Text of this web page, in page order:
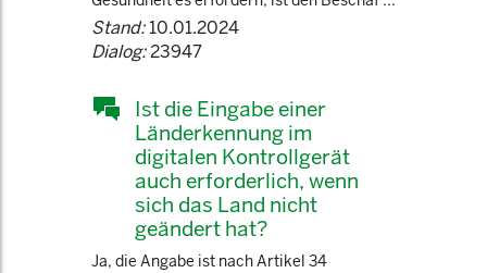
Stand:10.01.2024
Dialog:23947
Ist die Eingabe einer
Länderkennung im
digitalen Kontrollgerät
auch erforderlich, wenn
sich das Land nicht
geändert hat?
Ja, die Angabe ist nach Artikel 34